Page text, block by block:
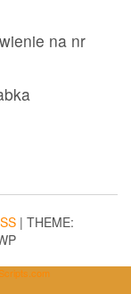
na nr
| THEME: